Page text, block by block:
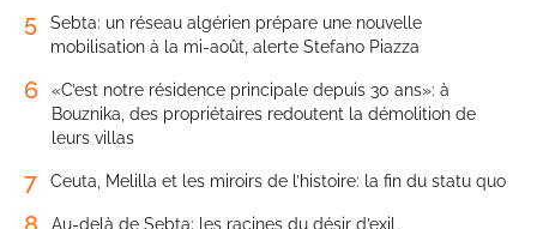
5
Sebta: un réseau algérien prépare une nouvelle
mobilisation à la mi-août, alerte Stefano Piazza
6
«C’est notre résidence principale depuis 30 ans»: à
Bouznika, des propriétaires redoutent la démolition de
leurs villas
7 Ceuta, Melilla et les miroirs de l’histoire: la fin du statu quo
Au-delà de Sebta: les racines du désir d’exil